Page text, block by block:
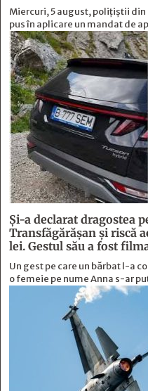
Miercuri, 5 august, polițiștii
pus în aplicare un mandat de
Și-a declarat dragostea
Transfăgărășan și riscă
lei. Gestul său a fost
Un gest pe care un bărbat l-a
o femeie pe nume Anna s-ar